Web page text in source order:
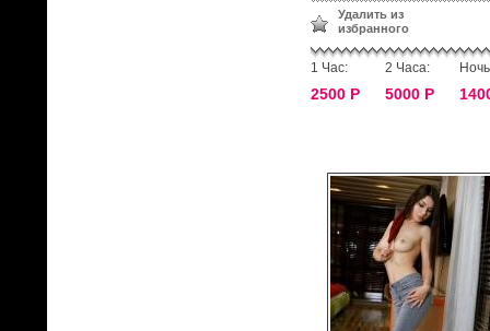
Удалить из
избранного
1 Час:
2500 Р
2 Часа:
5000 Р